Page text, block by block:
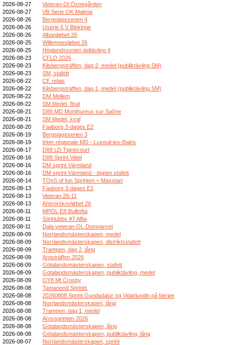
2026-08-27
Veteran-Ol Öxnegården
2026-08-27
VB Serie OK Malmia
2026-08-26
Bergslagsserien 4
2026-08-26
Userie 6 V Blekinge
2026-08-26
Albaniløbet 26
2026-08-25
Willemoesløbet 26
2026-08-25
Höglandsserien deltävling 4
2026-08-23
CFLD 2026
2026-08-23
Kilsbergsträffen, dag 2, medel (publiktävling SM)
2026-08-23
SM, stafett
2026-08-22
CF relais
2026-08-22
Kilsbergsträffen, dag 1, medel (publiktävling SM)
2026-08-22
DM Mellem
2026-08-22
SM Medel, final
2026-08-21
D88 MD Monthureux sur Saône
2026-08-21
SM Medel, kval
2026-08-20
Faaborg 3-dages E2
2026-08-19
Bergslagsserien 3
2026-08-19
Inter-régionale MD - Luxeuil-les-Bains
2026-08-17
D88 LD Tignécourt
2026-08-16
D88 Sprint Vittel
2026-08-16
DM sprint Värmland
2026-08-16
DM sprint Värmland - öppen stafett
2026-08-14
TOnS of fun Sprinten + Masstart
2026-08-13
Faaborg 3-dages E1
2026-08-13
Veteran 26-11
2026-08-13
Antvorskovløbet 26
2026-08-11
MPOL E8 Bulltofta
2026-08-11
Sörklubbs #7 Alfta
2026-08-11
Dala veteran-OL Domnarvet
2026-08-09
Norrlandsmästerskapen, medel
2026-08-09
Norrlandsmästerskapen, distriktsstafett
2026-08-09
Trampen, dag 2, lång
2026-08-09
Arosträffen 2026
2026-08-09
Götalandsmästerskapen, stafett
2026-08-09
Götalandsmästerskapen, publiktävling, medel
2026-08-09
OY8 Mt Crosby
2026-08-08
Tamanend Sprints
2026-08-08
20260808 Sprint Gundadalur og Vidarlundin på færøe
2026-08-08
Norrlandsmästerskapen, lång
2026-08-08
Trampen, dag 1, medel
2026-08-08
Arossprinten 2026
2026-08-08
Götalandsmästerskapen, lång
2026-08-08
Götalandsmästerskapen, publiktävling, lång
2026-08-07
Norrlandsmästerskapen, sprint